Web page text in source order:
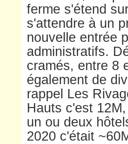
ferme s'étend
s'attendre à un
nouvelle entrée
administratifs.
cramés, entre 8
également de
rappel Les
Hauts c'est
un ou deux
2020 c'était